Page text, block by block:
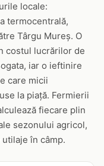
locale:
termocentrală,
Târgu Mureș. O
costul lucrărilor de
iar o ieftinire
care micii
la piață. Fermierii
fiecare plin
sezonului agricol,
în câmp.